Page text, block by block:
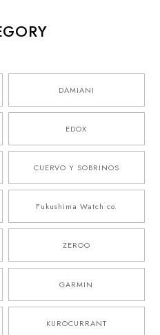
DAMIANI
EDOX
CUERVO Y SOBRINOS
Fukushima Watch co.
ZEROO
GARMIN
KUROCURRANT